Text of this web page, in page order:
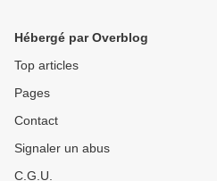
Hébergé par Overblog
Top articles
Pages
Contact
Signaler un abus
C.G.U.